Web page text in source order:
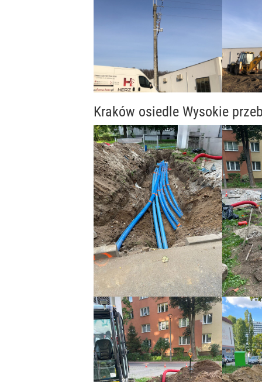
Kraków osiedle Wysokie